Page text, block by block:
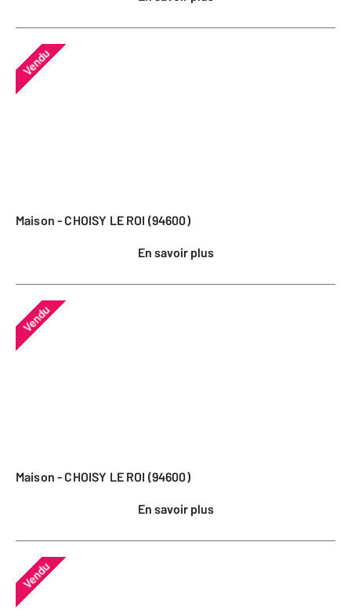
Vendu
Maison - CHOISY LE ROI (94600)
En savoir plus
Vendu
Maison - CHOISY LE ROI (94600)
En savoir plus
Vendu